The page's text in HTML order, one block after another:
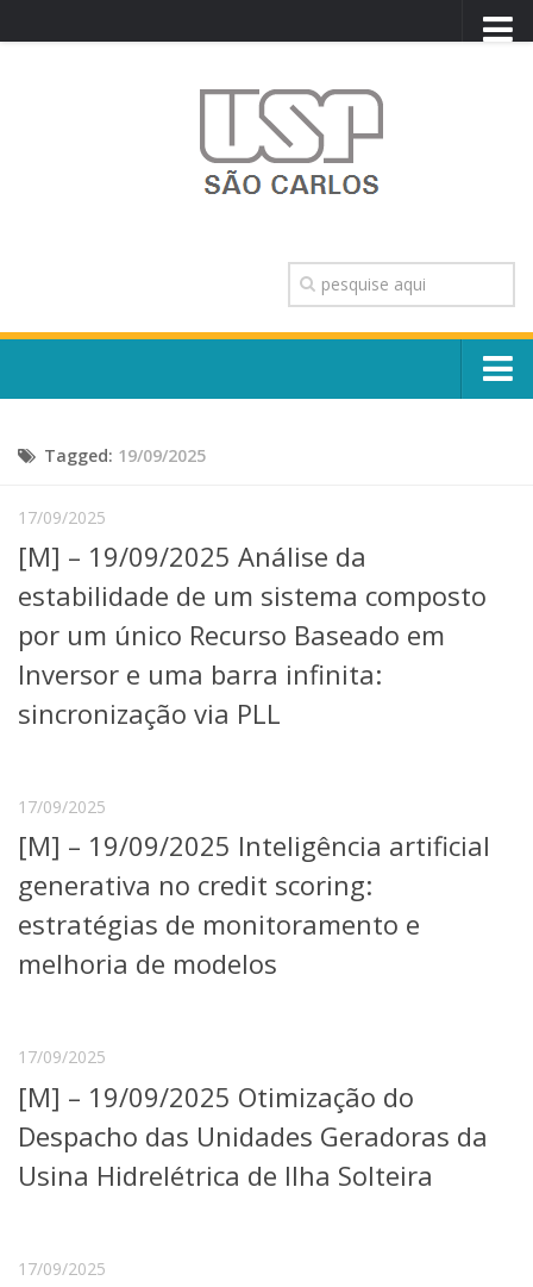
TRANSPARÊNCIA
OUVIDORIA
CONTATO
Escola, Institutos e Órgãos
Núcleos e Comissões
Telefones e Mapas
Pessoas
Graduação
Pós-Graduação
Educação a distância
Cursos de Extensão
Linhas de Pesquisa
Pós-doutorado
Iniciação Científica
Transferência de Tecnologia
Empresas Juniores
Extensão à Comunidade
Bibliotecas
Apoio ao Estudante
Segurança, Trânsito e Prevenção
RH, Administrativo e Financeiro
Tagged: 19/09/2025
17/09/2025
[M] – 19/09/2025 Análise da
estabilidade de um sistema composto
por um único Recurso Baseado em
Inversor e uma barra infinita:
sincronização via PLL
17/09/2025
[M] – 19/09/2025 Inteligência artificial
generativa no credit scoring:
estratégias de monitoramento e
melhoria de modelos
17/09/2025
[M] – 19/09/2025 Otimização do
Despacho das Unidades Geradoras da
Usina Hidrelétrica de Ilha Solteira
17/09/2025